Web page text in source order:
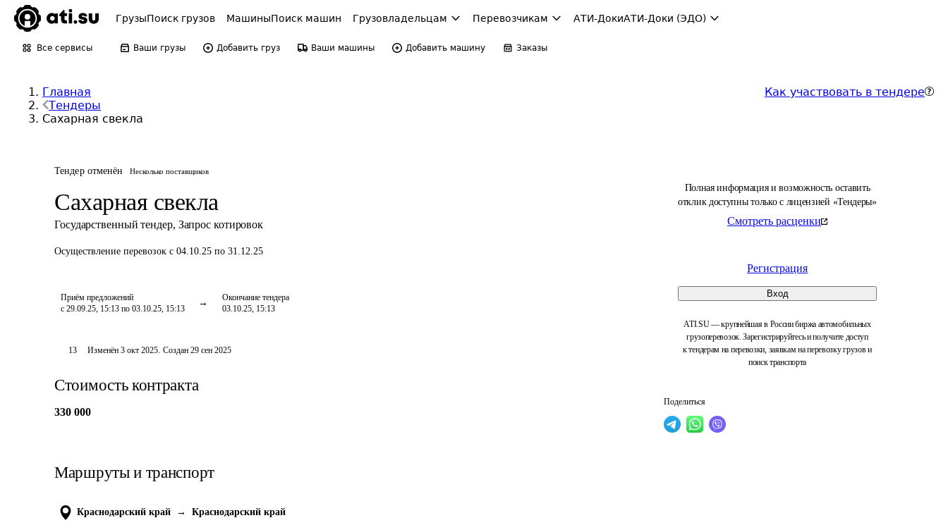
ГрузыПоиск грузов МашиныПоиск машин Грузовладельцам Перевозчикам АТИ-ДокиАТИ-Доки (ЭДО)
Все сервисы Ваши грузы Добавить груз Ваши машины Добавить машину Заказы
Главная
Тендеры
Сахарная свекла
Как участвовать в тендере
Тендер отменён Несколько поставщиков
Сахарная свекла
Государственный тендер, Запрос котировок
Осуществление перевозок с 04.10.25 по 31.12.25
Приём предложений
с 29.09.25, 15:13 по 03.10.25, 15:13
Окончание тендера
03.10.25, 15:13
Полная информация и возможность оставить
отклик доступны только с лицензией «Тендеры»
Смотреть расценки
Регистрация
Вход
ATI.SU — крупнейшая в России биржа автомобильных
грузоперевозок. Зарегистрируйтесь и получите доступ
к тендерам на перевозки, заявкам на перевозку грузов и
поиск транспорта
Поделиться
13 Изменён3 окт 2025. Создан 29 сен 2025
Стоимость контракта
330 000
Маршруты и транспорт
Краснодарский край → Краснодарский край